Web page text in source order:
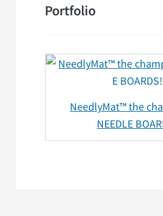
Portfolio
NeedlyMat™ the
NEEDLE